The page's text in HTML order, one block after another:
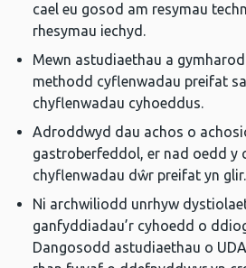
cael eu gosod am resymau
rhesymau iechyd.
Mewn astudiaethau a
methodd cyflenwadau preifat
chyflenwadau cyhoeddus.
Adroddwyd dau achos o
gastroberfeddol, er nad oedd y
chyflenwadau dŵr preifat yn glir.
Ni archwiliodd unrhyw
ganfyddiadau’r cyhoedd o
Dangosodd astudiaethau o